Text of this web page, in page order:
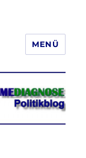
und Bild
MENÜ